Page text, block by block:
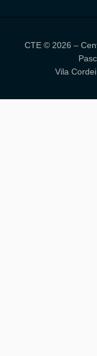
CTE © 2026 –
Vila